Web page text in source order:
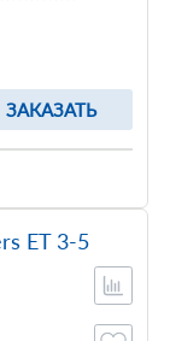
ЗАКАЗАТЬ
ET 3-5